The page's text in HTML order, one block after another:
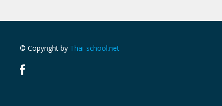
© Copyright by Thai-school.net